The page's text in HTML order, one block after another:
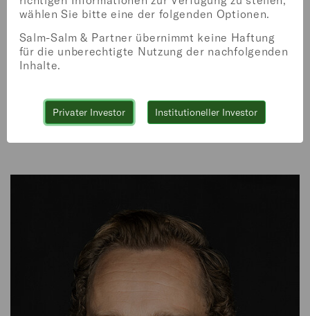
MATTHIAS SCHÄFER
wählen Sie bitte eine der folgenden Optionen.
Salm-Salm & Partner übernimmt keine Haftung
für die unberechtigte Nutzung der nachfolgenden
Inhalte.
Privater Investor Institutioneller Investor